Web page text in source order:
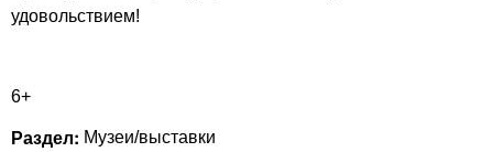
удовольствием!
6+
Раздел: Музеи/выставки